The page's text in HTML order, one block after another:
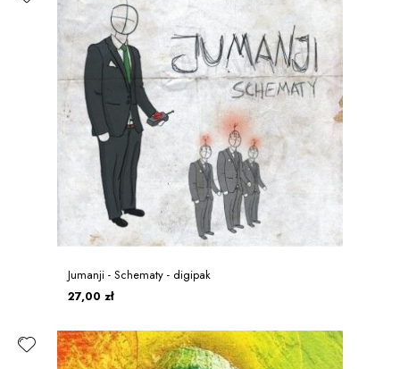
Jumanji - Schematy - digipak
27,00 zł